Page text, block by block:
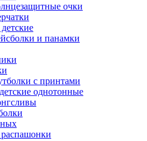
очки
и панамки
с принтами
однотонные